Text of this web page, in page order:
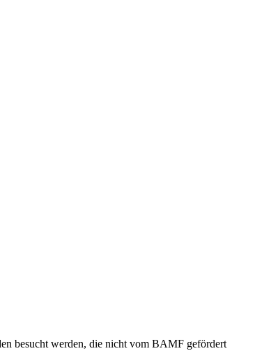
besucht werden, die nicht vom BAMF gefördert